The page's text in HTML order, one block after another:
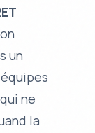
un
ne
la